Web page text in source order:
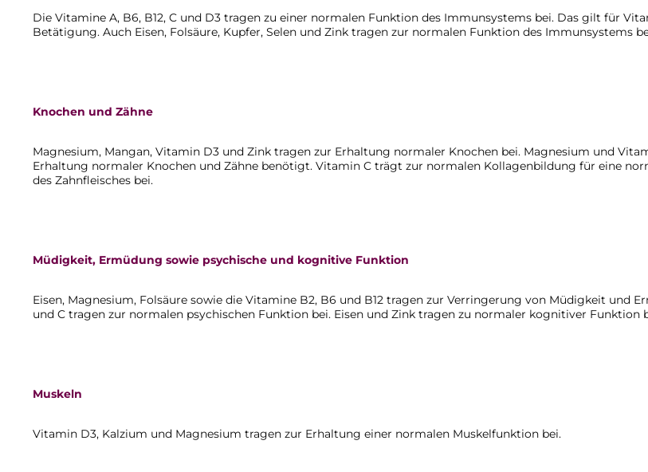
Die Vitamine A, B6, B12, C und D3 tragen zu einer normalen Funktion des Immunsystems bei. Das gilt für
Betätigung. Auch Eisen, Folsäure, Kupfer, Selen und Zink tragen zur normalen Funktion des Immunsystems
Knochen und Zähne
Magnesium, Mangan, Vitamin D3 und Zink tragen zur Erhaltung normaler Knochen bei. Magnesium und
Erhaltung normaler Knochen und Zähne benötigt. Vitamin C trägt zur normalen Kollagenbildung für eine
des Zahnfleisches bei.
Müdigkeit, Ermüdung sowie psychische und kognitive Funktion
Eisen, Magnesium, Folsäure sowie die Vitamine B2, B6 und B12 tragen zur Verringerung von Müdigkeit und
und C tragen zur normalen psychischen Funktion bei. Eisen und Zink tragen zu normaler kognitiver Funktion
Muskeln
Vitamin D3, Kalzium und Magnesium tragen zur Erhaltung einer normalen Muskelfunktion bei.